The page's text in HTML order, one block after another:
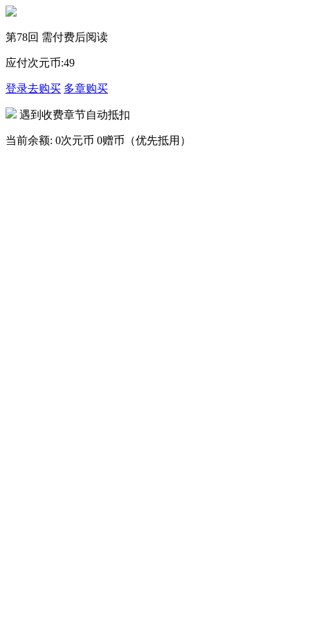
第78回 需付费后阅读
应付次元币:49
登录去购买 多章购买
遇到收费章节自动抵扣
当前余额: 0次元币 0赠币（优先抵用）